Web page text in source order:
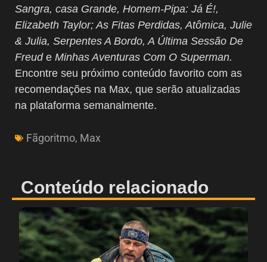
Sangra, casa Grande, Homem-Pipa: Já É!,
Elizabeth Taylor; As Fitas Perdidas, Atômica, Julie
& Julia, Serpentes A Bordo, A Última Sessão De
Freud e Minhas Aventuras Com O Superman.
Encontre seu próximo conteúdo favorito com as
recomendações na Max, que serão atualizadas
na plataforma semanalmente.
Fãgoritmo, Max
Conteúdo relacionado